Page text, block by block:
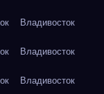
Владивосток
Владивосток
Владивосток